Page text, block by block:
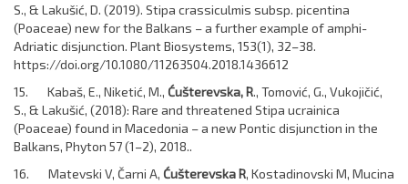
S., & Lakušić, D. (2019). Stipa crassiculmis subsp. picentina
(Poaceae) new for the Balkans – a further example of amphi-
Adriatic disjunction. Plant Biosystems, 153(1), 32–38.
https://doi.org/10.1080/11263504.2018.1436612
15. Kabaš, E., Niketić, M., Ćušterevska, R., Tomović, G., Vukojičić,
S., & Lakušić, (2018): Rare and threatened Stipa ucrainica
(Poaceae) found in Macedonia – a new Pontic disjunction in the
Balkans, Phyton 57 (1–2), 2018..
16. Matevski V, Čarni A, Ćušterevska R, Kostadinovski M, Mucina